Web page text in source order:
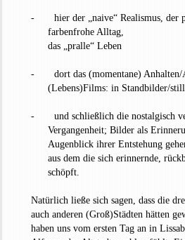
- hier der „naive“ Realismus, der
farbenfrohe Alltag,
das „pralle“ Leben
- dort das (momentane) Anhalten/
(Lebens)Films: in Standbilder/
- und schließlich die nostalgisch
Vergangenheit; Bilder als
Augenblick ihrer Entstehung
aus dem die sich erinnernde,
schöpft.
Natürlich ließe sich sagen, dass die
auch anderen (Groß)Städten hätten
haben uns vom ersten Tag an in